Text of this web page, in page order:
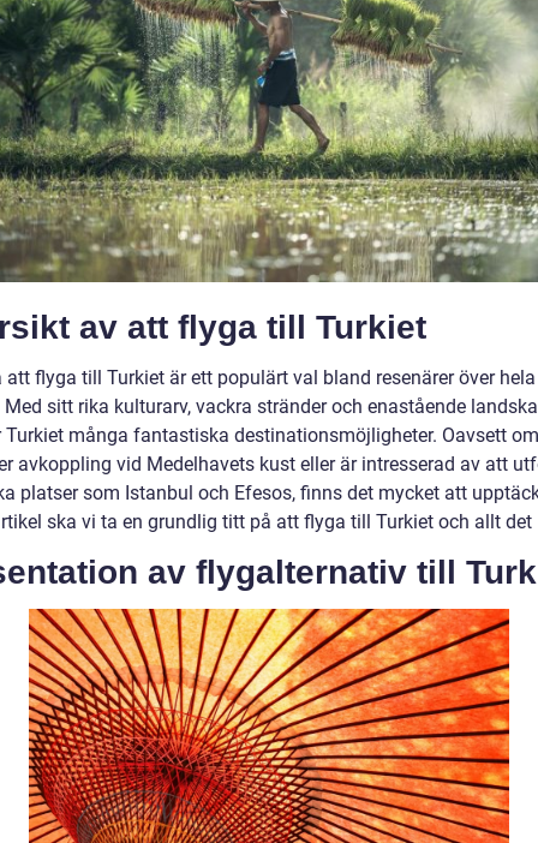
av att flyga till Turkiet
att flyga till Turkiet är ett populärt val bland resenärer över hela
Med sitt rika kulturarv, vackra stränder och enastående
Turkiet många fantastiska destinationsmöjligheter. Oavsett
avkoppling vid Medelhavets kust eller är intresserad av att
platser som Istanbul och Efesos, finns det mycket att
ska vi ta en grundlig titt på att flyga till Turkiet och allt det
av flygalternativ till